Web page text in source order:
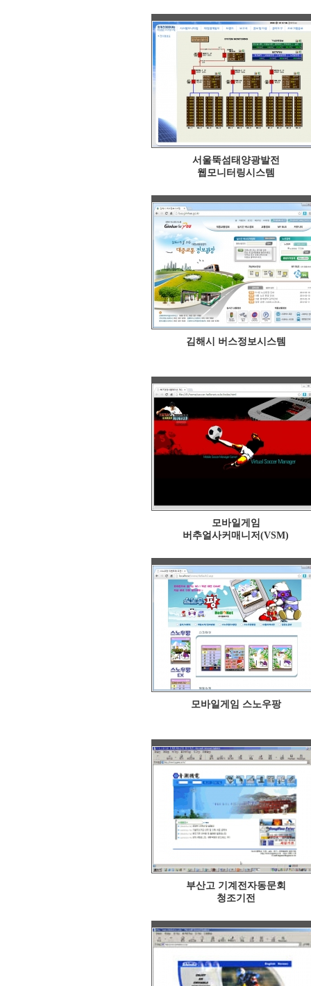
서울뚝섬태양광발전
웹모니터링시스템
김해시 버스정보시스템
모바일게임
버추얼사커매니저(VSM)
모바일게임 스노우팡
부산고 기계전자동문회
청조기전